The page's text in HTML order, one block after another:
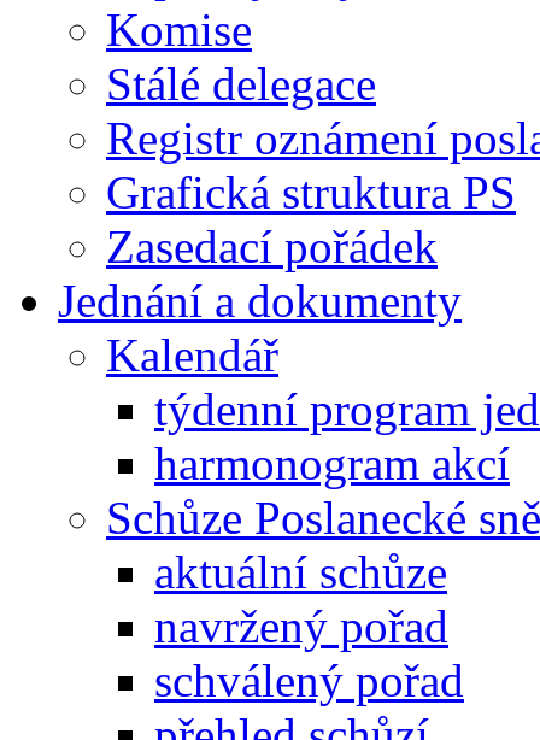
Komise
Stálé delegace
Registr oznámení
Grafická struktura PS
Zasedací pořádek
Jednání a dokumenty
Kalendář
týdenní program
harmonogram akcí
Schůze Poslanecké
aktuální schůze
navržený pořad
schválený pořad